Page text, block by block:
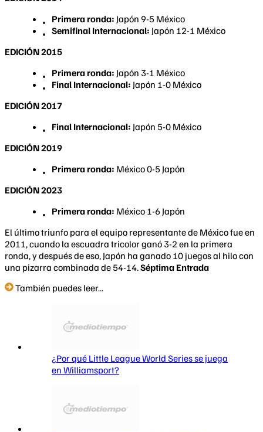
Primera ronda: Japón 9-5 México
Semifinal Internacional: Japón 12-1 México
EDICIÓN 2015
Primera ronda: Japón 3-1 México
Final Internacional: Japón 1-0 México
EDICIÓN 2017
Final Internacional: Japón 5-0 México
EDICIÓN 2019
Primera ronda: México 0-5 Japón
EDICIÓN 2023
Primera ronda: México 1-6 Japón
El último triunfo para el equipo representante de México fue en
2011, cuando la escuadra tricolor ganó 3-2 en la primera
ronda, y después de eso, Japón ha ganado 10 juegos al hilo con
una pizarra combinada de 54-14.Séptima Entrada
También puedes leer...
¿Por qué Little League World Series se juega
en Williamsport?